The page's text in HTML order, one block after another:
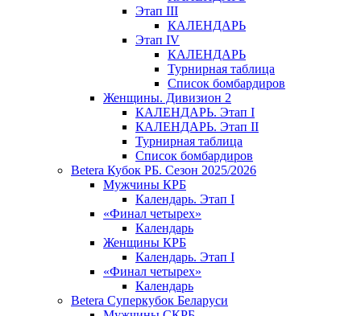
Этап III
КАЛЕНДАРЬ
Этап IV
КАЛЕНДАРЬ
Турнирная таблица
Список бомбардиров
Женщины. Дивизион 2
КАЛЕНДАРЬ. Этап I
КАЛЕНДАРЬ. Этап II
Турнирная таблица
Список бомбардиров
Betera Кубок РБ. Сезон 2025/2026
Мужчины КРБ
Календарь. Этап I
«Финал четырех»
Календарь
Женщины КРБ
Календарь. Этап I
«Финал четырех»
Календарь
Betera Суперкубок Беларуси